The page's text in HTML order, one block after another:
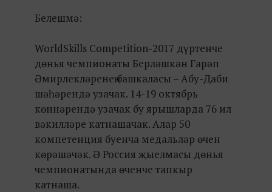
Белешмә:
WorldSkills Competition-2017 дүртенче
дөнья чемпионаты Берләшкән Гарәп
Әмирлекләренең башкаласы – Абу-Даби
шәһәрендә узачак. 14-19 октябрь
көннәрендә узачак бу ярышларда 76 ил
вәкилләре катнашачак. Алар 50
компетенция буенча медальләр өчен
көрәшәчәк. Ә Россия җыелмасы дөнья
чемпионатында өченче тапкыр
катнаша.